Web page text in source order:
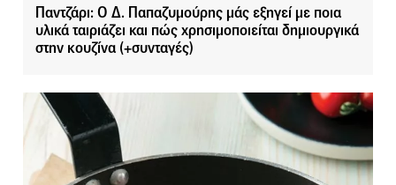
Παντζάρι: Ο Δ. Παπαζυμούρης μάς εξηγεί με ποια
υλικά ταιριάζει και πώς χρησιμοποιείται δημιουργικά
στην κουζίνα (+συνταγές)